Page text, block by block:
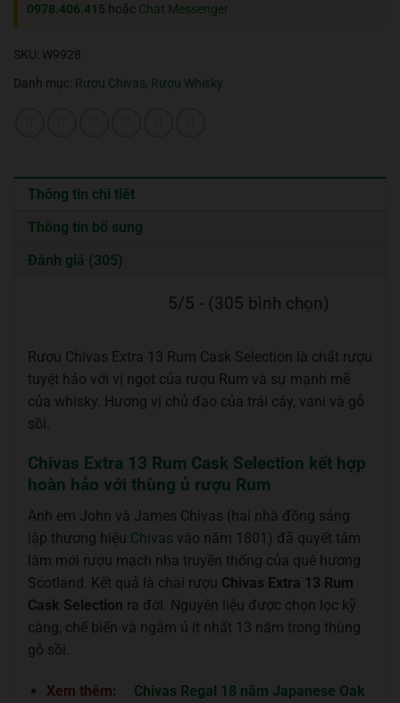
0978.406.415 hoặc Chat Messenger
SKU: W9928
Danh mục: Rượu Chivas, Rượu Whisky
Thông tin chi tiết
Thông tin bổ sung
Đánh giá (305)
5/5 - (305 bình chọn)
Rượu Chivas Extra 13 Rum Cask Selection là chất rượu
tuyệt hảo với vị ngọt của rượu Rum và sự mạnh mẽ
của whisky. Hương vị chủ đạo của trái cây, vani và gỗ
sồi.
Chivas Extra 13 Rum Cask Selection kết hợp
hoàn hảo với thùng ủ rượu Rum
Anh em John và James Chivas (hai nhà đồng sáng
lập thương hiệu Chivas vào năm 1801) đã quyết tâm
làm mới rượu mạch nha truyền thống của quê hương
Scotland. Kết quả là chai rượu Chivas Extra 13 Rum
Cask Selection ra đời. Nguyên liệu được chọn lọc kỹ
càng, chế biến và ngâm ủ ít nhất 13 năm trong thùng
gỗ sồi.
Xem thêm:
Chivas Regal 18 năm Japanese Oak